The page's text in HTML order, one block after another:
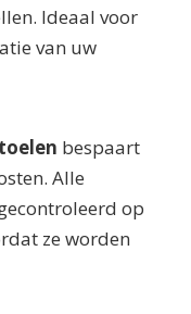
Ideaal voor
van uw
bespaart
Alle
op
ze worden